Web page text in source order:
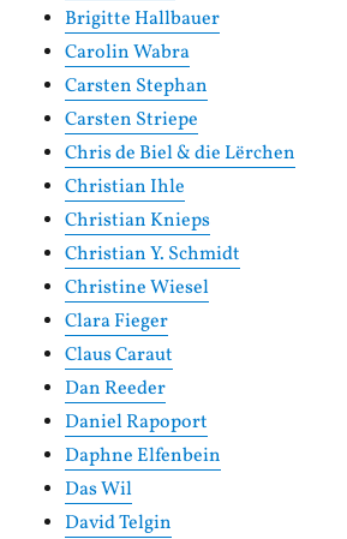
Brigitte Hallbauer
Carolin Wabra
Carsten Stephan
Carsten Striepe
Chris de Biel & die Lërchen
Christian Ihle
Christian Knieps
Christian Y. Schmidt
Christine Wiesel
Clara Fieger
Claus Caraut
Dan Reeder
Daniel Rapoport
Daphne Elfenbein
Das Wil
David Telgin